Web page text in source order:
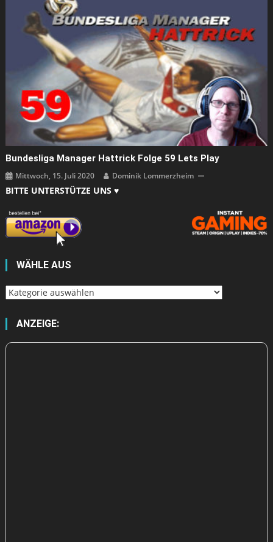
Bundesliga Manager Hattrick Folge 59 Lets Play
Mittwoch, 15. Juli 2020 Dominik Lommerzheim
BITTE UNTERSTÜTZE UNS ♥
WÄHLE AUS
Wähle
ANZEIGE: